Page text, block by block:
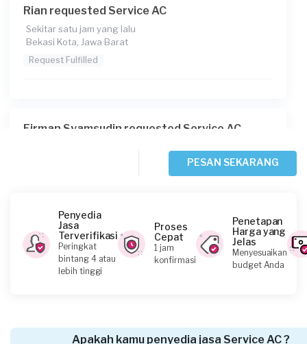
Rian requested Service AC
Sekitar satu jam yang lalu
Bekasi Kota, Jawa Barat
Request Fulfilled
Firman Syamsudin requested Service AC
Selin requested Service AC
Sekitar 3 jam yang lalu
Bekasi Kabupaten, Jawa Barat
PESAN SEKARANG
Penyedia
Jasa
Terverifikasi
Peringkat
bintang 4 atau
lebih tinggi
Proses
Cepat
1 jam
konfirmasi
Penetapan
Harga yang
Jelas
Menyesuaikan
budget Anda
Apakah kamu penyedia jasa Service AC ?